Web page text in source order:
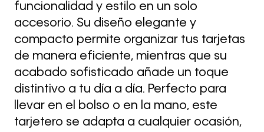
funcionalidad y estilo en un solo
accesorio. Su diseño elegante y
compacto permite organizar tus tarjetas
de manera eficiente, mientras que su
acabado sofisticado añade un toque
distintivo a tu día a día. Perfecto para
llevar en el bolso o en la mano, este
tarjetero se adapta a cualquier ocasión,